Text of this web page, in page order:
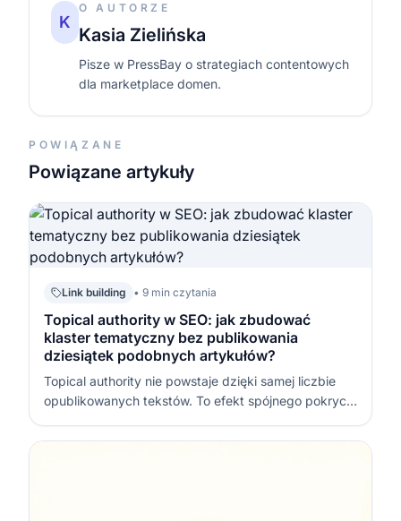
K
O AUTORZE
Kasia Zielińska
Pisze w PressBay o strategiach contentowych
dla marketplace domen.
POWIĄZANE
Powiązane artykuły
Link building • 9 min czytania
Topical authority w SEO: jak zbudować
klaster tematyczny bez publikowania
dziesiątek podobnych artykułów?
Topical authority nie powstaje dzięki samej liczbie
opublikowanych tekstów. To efekt spójnego pokrycia
stronami oraz treści, które rzeczywiście odpowiadają